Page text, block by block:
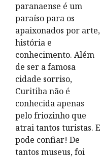
paranaense é um
paraíso para os
apaixonados por arte,
história e
conhecimento. Além
de ser a famosa
cidade sorriso,
Curitiba não é
conhecida apenas
pelo friozinho que
atrai tantos turistas. E
pode confiar! De
tantos museus, foi